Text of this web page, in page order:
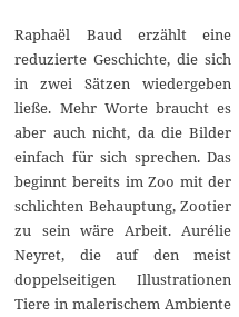
Raphaël Baud erzählt eine
reduzierte Geschichte, die sich
in zwei Sätzen wiedergeben
ließe. Mehr Worte braucht es
aber auch nicht, da die Bilder
einfach für sich sprechen. Das
beginnt bereits im Zoo mit der
schlichten Behauptung, Zootier
zu sein wäre Arbeit. Aurélie
Neyret, die auf den meist
doppelseitigen Illustrationen
Tiere in malerischem Ambiente